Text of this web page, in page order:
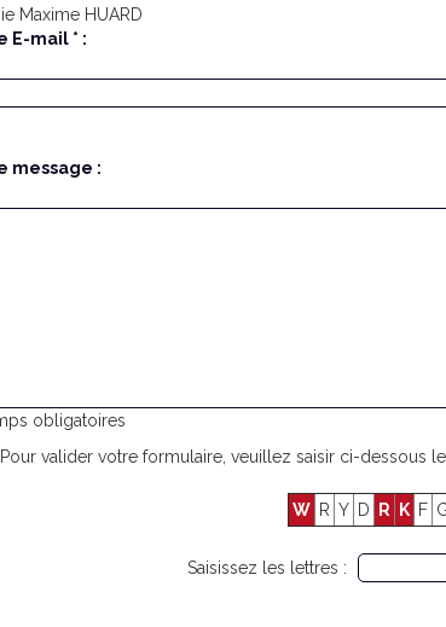
Maxime HUARD
E-mail * :
message :
obligatoires
Pour valider votre formulaire, veuillez saisir ci-dessous
W R Y D R K F
Saisissez les lettres :